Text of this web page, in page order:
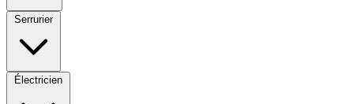
Serrurier
Électricien